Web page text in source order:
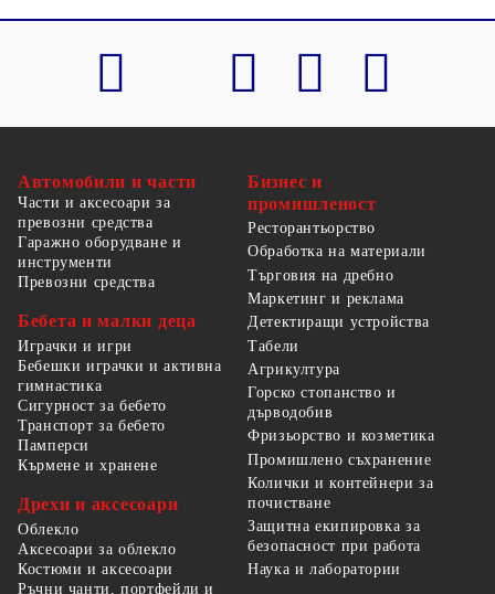
Автомобили и части
Части и аксесоари за
превозни средства
Гаражно оборудване и
инструменти
Превозни средства
Бебета и малки деца
Играчки и игри
Бебешки играчки и активна
гимнастика
Сигурност за бебето
Транспорт за бебето
Памперси
Кърмене и хранене
Дрехи и аксесоари
Облекло
Аксесоари за облекло
Костюми и аксесоари
Ръчни чанти, портфейли и
Бизнес и
промишленост
Ресторантьорство
Обработка на материали
Търговия на дребно
Маркетинг и реклама
Детектиращи устройства
Табели
Агрикултура
Горско стопанство и
дърводобив
Фризьорство и козметика
Промишлено съхранение
Колички и контейнери за
почистване
Защитна екипировка за
безопасност при работа
Наука и лаборатории